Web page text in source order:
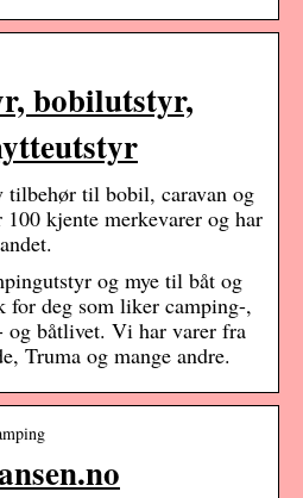
bobilutstyr,
til bobil, caravan og
kjente merkevarer og har
og mye til båt og
for deg som liker camping-,
og båtlivet. Vi har varer fra
Truma og mange andre.